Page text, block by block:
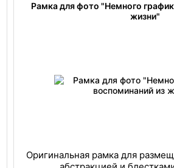
Рамка для фото "Немного
жизни"
Оригинальная рамка для